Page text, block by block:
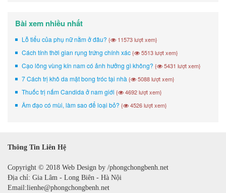
Bài xem nhiều nhất
Lỗ tiểu của phụ nữ nằm ở đâu? { 11573 lượt xem}
Cách tính thời gian rụng trứng chính xác{ 5513 lượt xem}
Cạo lông vùng kín nam có ảnh hưởng gì không? { 5431 lượt xem}
7 Cách trị khô da mặt bong tróc tại nhà { 5088 lượt xem}
Thuốc trị nấm Candida ở nam giới { 4692 lượt xem}
Âm đạo có mùi, làm sao để loại bỏ? { 4526 lượt xem}
Thông Tin Liên Hệ
Copyright © 2018 Web Design by /phongchongbenh.net
Địa chỉ: Gia Lâm - Long Biên - Hà Nội
Email:lienhe@phongchongbenh.net